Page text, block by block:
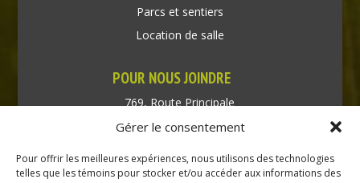
Gérer le consentement
Pour offrir les meilleures expériences, nous utilisons des technologies
telles que les témoins pour stocker et/ou accéder aux informations des
Parcs et sentiers
Location de salle
POUR NOUS JOINDRE
769, Route Principale
Très-Saint-Rédempteur
Téléphone : (450) 451-5203